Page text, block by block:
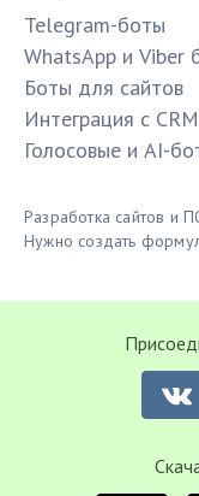
Telegram-боты
WhatsApp и Viber
Боты для сайтов
Интеграция с CRM
Голосовые и AI-
Разработка сайтов и
Нужно создать